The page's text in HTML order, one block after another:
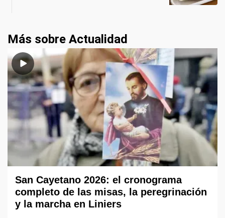
Más sobre Actualidad
San Cayetano 2026: el cronograma
completo de las misas, la peregrinación
y la marcha en Liniers